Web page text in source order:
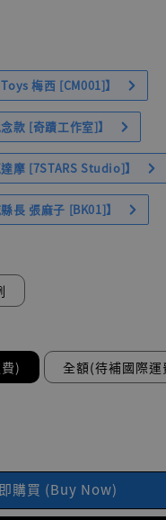
梅西 [CM001]】
款 [奇蹟工作室]】
摩 [7STARS Studio]】
長 張麻子 [BK01]】
) 全額(待補國際運
購買 (Buy Now)